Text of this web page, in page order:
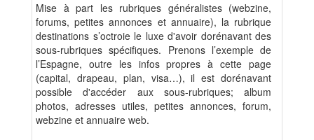
Mise à part les rubriques généralistes (webzine,
forums, petites annonces et annuaire), la rubrique
destinations s’octroie le luxe d'avoir dorénavant des
sous-rubriques spécifiques. Prenons l’exemple de
l’Espagne, outre les infos propres à cette page
(capital, drapeau, plan, visa…), il est dorénavant
possible d'accéder aux sous-rubriques; album
photos, adresses utiles, petites annonces, forum,
webzine et annuaire web.